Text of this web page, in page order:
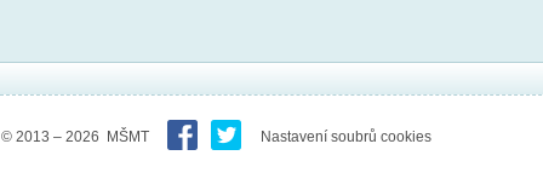
© 2013 – 2026 MŠMT Nastavení soubrů cookies